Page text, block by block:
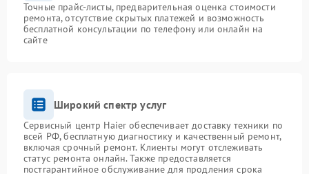
Точные прайс-листы, предварительная оценка стоимости
ремонта, отсутствие скрытых платежей и возможность
бесплатной консультации по телефону или онлайн на
сайте
Широкий спектр услуг
Сервисный центр Haier обеспечивает доставку техники по
всей РФ, бесплатную диагностику и качественный ремонт,
включая срочный ремонт. Клиенты могут отслеживать
статус ремонта онлайн. Также предоставляется
постгарантийное обслуживание для продления срока